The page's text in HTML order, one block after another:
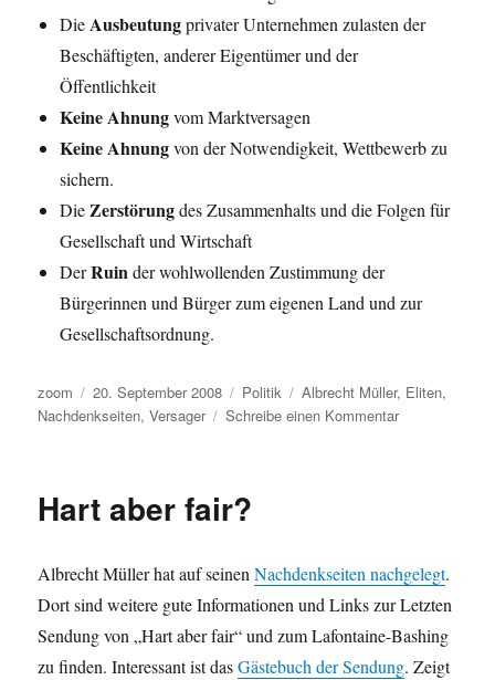
DieAusbeutungprivater Unternehmen zulasten der
Beschäftigten, anderer Eigentümer und der
Öffentlichkeit
Keine Ahnungvom Marktversagen
Keine Ahnungvon der Notwendigkeit, Wettbewerb zu
sichern.
DieZerstörungdes Zusammenhalts und die Folgen für
Gesellschaft und Wirtschaft
DerRuinder wohlwollenden Zustimmung der
Bürgerinnen und Bürger zum eigenen Land und zur
Gesellschaftsordnung.
Autor
zoom
Veröffentlicht
am
20. September 2008 Kategorien
Politik Schlagwörter
Albrecht Müller, Eliten,
Nachdenkseiten,Versager Schreibe einen Kommentarzu
Hart aber fair?
Albrecht Müller hat auf seinenNachdenkseiten nachgelegt.
Dort sind weitere gute Informationen und Links zur Letzten
Sendung von „Hart aber fair“ und zum Lafontaine-Bashing
zu finden. Interessant ist dasGästebuch der Sendung. Zeigt